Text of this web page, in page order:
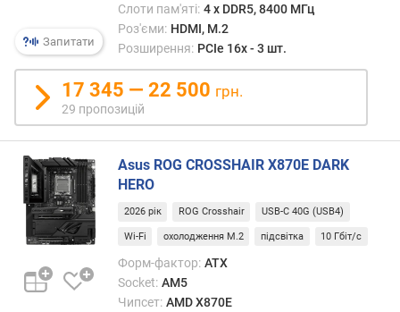
(
ш
т
)
о
б
є
м
к
м
п
Запитати
Слоти пам'яті: 4 х DDR5, 8400 МГц
Роз'єми: HDMI, M.2
Розширення: PCIe 16x - 3 шт.
17 345 — 22 500 грн.
29 пропозицій
Asus ROG CROSSHAIR X870E DARK
HERO
2026 рік ROG Crosshair USB-C 40G (USB4)
Wi-Fi охолодження M.2 підсвітка 10 Гбіт/с
Форм-фактор: ATX
Socket: AM5
Чипсет: AMD X870E